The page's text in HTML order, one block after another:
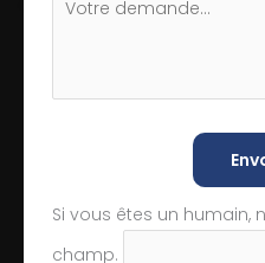
Si vous êtes un humain,
champ.